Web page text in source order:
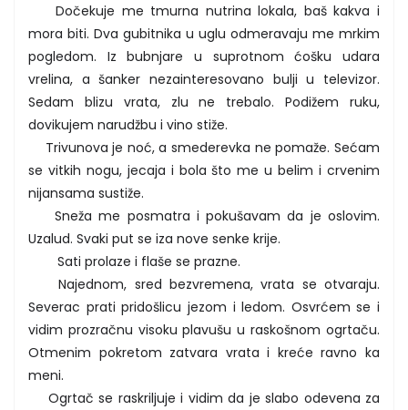
Dočekuje me tmurna nutrina lokala, baš kakva i
mora biti. Dva gubitnika u uglu odmeravaju me mrkim
pogledom. Iz bubnjare u suprotnom ćošku udara
vrelina, a šanker nezainteresovano bulji u televizor.
Sedam blizu vrata, zlu ne trebalo. Podižem ruku,
dovikujem narudžbu i vino stiže.
Trivunova je noć, a smederevka ne pomaže. Sećam
se vitkih nogu, jecaja i bola što me u belim i crvenim
nijansama sustiže.
Sneža me posmatra i pokušavam da je oslovim.
Uzalud. Svaki put se iza nove senke krije.
Sati prolaze i flaše se prazne.
Najednom, sred bezvremena, vrata se otvaraju.
Severac prati pridošlicu jezom i ledom. Osvrćem se i
vidim prozračnu visoku plavušu u raskošnom ogrtaču.
Otmenim pokretom zatvara vrata i kreće ravno ka
meni.
Ogrtač se raskriljuje i vidim da je slabo odevena za